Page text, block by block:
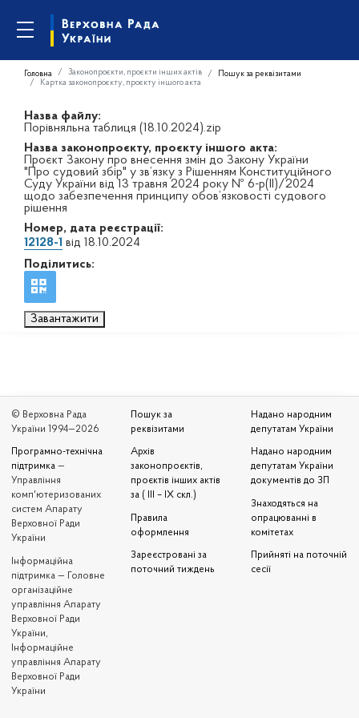
Головна Законопроєкти, проєкти інших актів
Пошук за реквізитами
Картка законопроєкту, проєкту іншого акта
Назва файлу:
Порівняльна таблиця (18.10.2024).zip
Назва законопроєкту, проєкту іншого акта:
Проєкт Закону про внесення змін до Закону України
"Про судовий збір" у зв’язку з Рішенням Конституційного
Суду України від 13 травня 2024 року № 6-р(ІІ)/2024
щодо забезпечення принципу обов’язковості судового
рішення
Номер, дата реєстрації:
12128-1 від 18.10.2024
Поділитись:
Завантажити
© Верховна Рада
України 1994—2026
Програмно-технічна
підтримка —
Управління
комп'ютеризованих
систем Апарату
Верховної Ради
України
Iнформаційна
підтримка — Головне
організаційне
управління Апарату
Верховної Ради
України,
Інформаційне
управління Апарату
Верховної Ради
України
Пошук за
реквізитами
Архів
законопроєктів,
проєктів інших актів
за ( III – IX скл.)
Правила
оформлення
Зареєстровані за
поточний тиждень
Надано народним
депутатам України
Надано народним
депутатам України
документів до ЗП
Знаходяться на
опрацюванні в
комітетах
Прийняті на поточній
сесії